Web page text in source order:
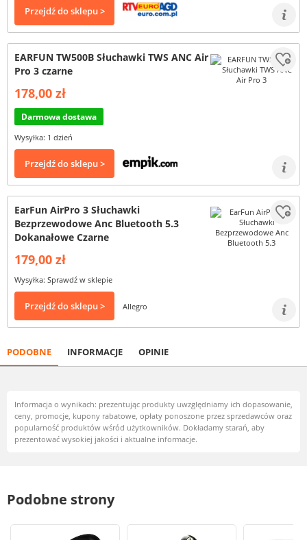
Przejdź do sklepu >
EARFUN TW500B Słuchawki TWS ANC Air
Pro 3 czarne
178,00 zł
Darmowa dostawa
Wysyłka: 1 dzień
Przejdź do sklepu >
EarFun AirPro 3 Słuchawki
Bezprzewodowe Anc Bluetooth 5.3
Dokanałowe Czarne
179,00 zł
Wysyłka: Sprawdź w sklepie
Przejdź do sklepu > Allegro
PODOBNE INFORMACJE OPINIE
Informacja o wynikach: prezentując produkty uwzględniamy ich dopasowanie,
ceny, promocje, kupony rabatowe, opłaty ponoszone przez sprzedawców oraz
popularność produktów wśród użytkowników. Dokładamy starań, aby
prezentować wysokiej jakości i aktualne informacje.
Podobne strony